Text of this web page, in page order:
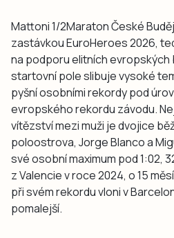
Mattoni 1/2Maraton České
zastávkou EuroHeroes 2026,
na podporu elitních evropských
startovní pole slibuje vysoké
pyšní osobními rekordy pod
evropského rekordu závodu.
vítězství mezi muži je dvojice
poloostrova, Jorge Blanco a
své osobní maximum pod 1:02,
z Valencie v roce 2024, o 15
při svém rekordu vloni v
pomalejší.